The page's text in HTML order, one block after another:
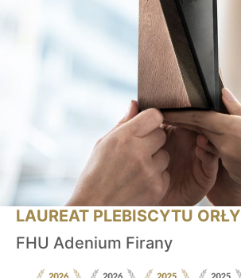
LAUREAT PLEBISCYTU ORŁY
FHU Adenium Firany